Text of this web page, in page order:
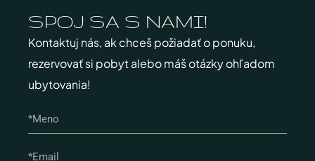
SPOJ SA S NAMI!​
Kontaktuj nás, ak chceš požiadať o ponuku,
rezervovať si pobyt alebo máš otázky ohľadom
ubytovania!